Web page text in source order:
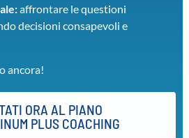
affrontare le questioni
decisioni consapevoli e
ancora!
ORA AL PIANO
PLUS COACHING